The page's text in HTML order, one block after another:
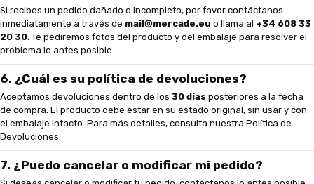
Si recibes un pedido dañado o incompleto, por favor contáctanos
inmediatamente a través de mail@mercade.eu o llama al +34 608 33
20 30 . Te pediremos fotos del producto y del embalaje para resolver el
problema lo antes posible.
6. ¿Cuál es su política de devoluciones?
Aceptamos devoluciones dentro de los 30 días posteriores a la fecha
de compra. El producto debe estar en su estado original, sin usar y con
el embalaje intacto. Para más detalles, consulta nuestra Política de
Devoluciones
7. ¿Puedo cancelar o modificar mi pedido?